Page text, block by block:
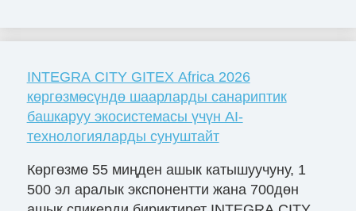
INTEGRA CITY GITEX Africa 2026
көргөзмөсүндө шаарларды санариптик
башкаруу экосистемасы үчүн AI-
технологияларды сунуштайт
Көргөзмө 55 миңден ашык катышуучуну, 1
500 эл аралык экспонентти жана 700дөн